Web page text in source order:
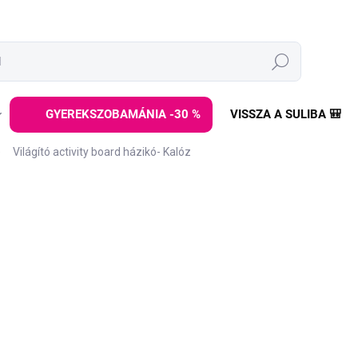
Keresés
GYEREKSZOBAMÁNIA -30 % VISSZA A SULIBA 🎒
Világító activity board házikó- Kalóz